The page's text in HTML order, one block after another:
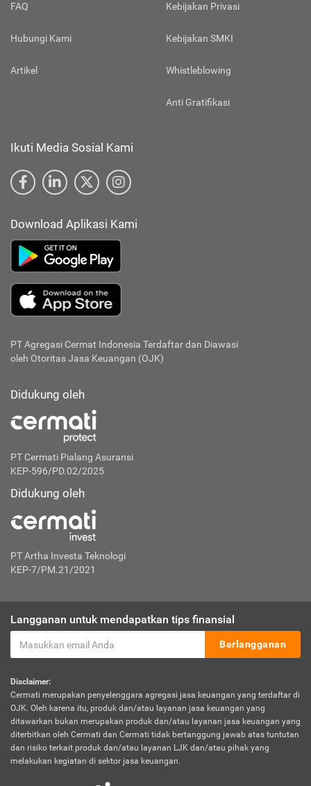
FAQ
Hubungi Kami
Artikel
Kebijakan Privasi
Kebijakan SMKI
Whistleblowing
Anti Gratifikasi
Ikuti Media Sosial Kami
Download Aplikasi Kami
PT Agregasi Cermat Indonesia Terdaftar dan Diawasi
oleh Otoritas Jasa Keuangan (OJK)
Didukung oleh
PT Cermati Pialang Asuransi
KEP-596/PD.02/2025
Didukung oleh
PT Artha Investa Teknologi
KEP-7/PM.21/2021
Langganan untuk mendapatkan tips finansial
Berlangganan
Disclaimer:
Cermati merupakan penyelenggara agregasi jasa keuangan yang terdaftar di
OJK. Oleh karena itu, produk dan/atau layanan jasa keuangan yang
ditawarkan bukan merupakan produk dan/atau layanan jasa keuangan yang
diterbitkan oleh Cermati dan Cermati tidak bertanggung jawab atas tuntutan
dan risiko terkait produk dan/atau layanan LJK dan/atau pihak yang
melakukan kegiatan di sektor jasa keuangan.